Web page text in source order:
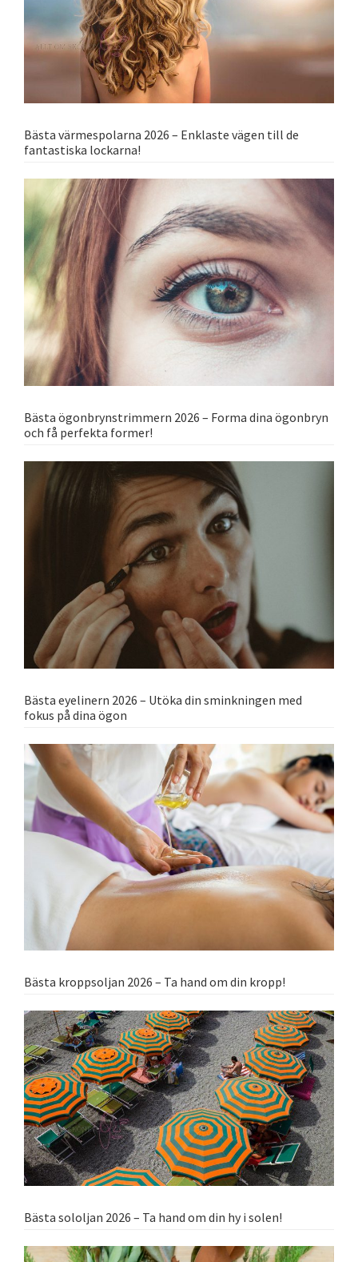
Bästa värmespolarna 2026 – Enklaste vägen till de
fantastiska lockarna!
Bästa ögonbrynstrimmern 2026 – Forma dina ögonbryn
och få perfekta former!
Bästa eyelinern 2026 – Utöka din sminkningen med
fokus på dina ögon
Bästa kroppsoljan 2026 – Ta hand om din kropp!
Bästa sololjan 2026 – Ta hand om din hy i solen!